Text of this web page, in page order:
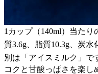
1カップ（140ml）当たり
質3.6g、脂質10.3g、炭
別は「アイスミルク」で
コクと甘酸っぱさを楽し